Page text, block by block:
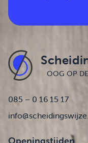
OOG OP
085 – 0 16 15 17